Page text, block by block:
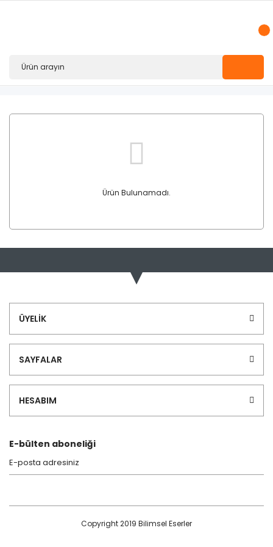
Ürün Bulunamadı.
ÜYELİK
SAYFALAR
HESABIM
E-bülten aboneliği
Copyright 2019 Bilimsel Eserler